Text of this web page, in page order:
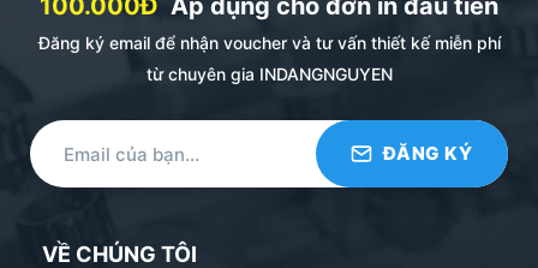
100.000Đ Áp dụng cho đơn in đầu tiên
Đăng ký email để nhận voucher và tư vấn thiết kế miễn phí
từ chuyên gia INDANGNGUYEN
VỀ CHÚNG TÔI